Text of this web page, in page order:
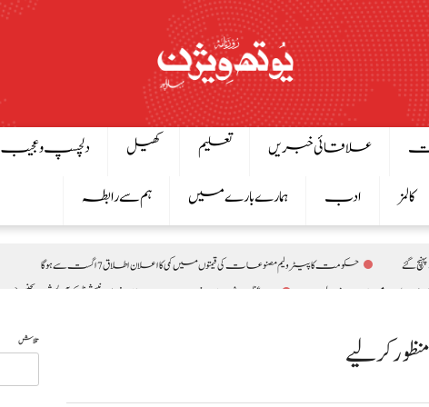
علاقائی خبریں تعلیم کھیل دلچسپ و عجیب
کالمز ادب ہمارے بارے میں ہم سے رابطہ
گئے
حکومت کا پیٹرولیم مصنوعات کی قیمتوں میں کمی کا اعلان اطلاق 7 اگست سے ہوگا
وزیراعظم شہباز شریف سے جاپان انٹرنیشنل کوآپریشن ایجنسی (JICA) کے 9 رکنی وفد کی ملاقات، تعاون بڑھانے پر تبادلہ خیال
صومالی وزیر دفاع کا اعلیٰ عسکری قیادت سے ملاقات، دفاعی تعاون بڑھانے پر اتفاق تلاش